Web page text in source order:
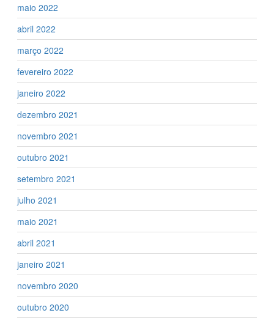
maio 2022
abril 2022
março 2022
fevereiro 2022
janeiro 2022
dezembro 2021
novembro 2021
outubro 2021
setembro 2021
julho 2021
maio 2021
abril 2021
janeiro 2021
novembro 2020
outubro 2020